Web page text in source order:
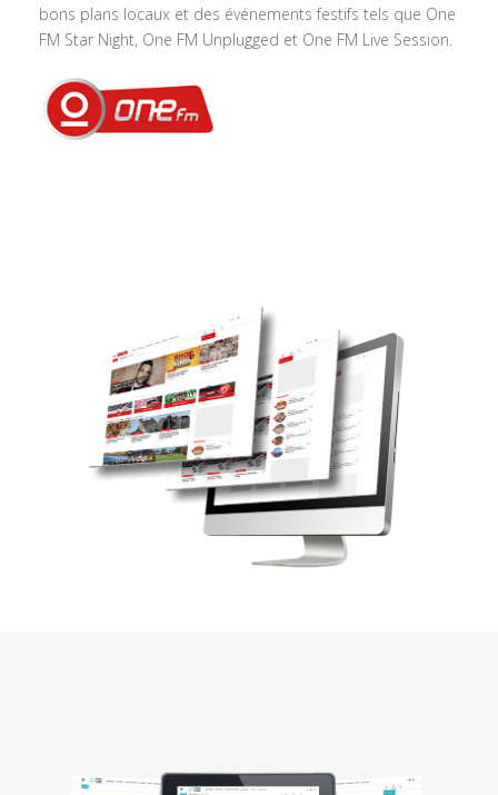
bons plans locaux et des événements festifs tels que One
FM Star Night, One FM Unplugged et One FM Live Session.